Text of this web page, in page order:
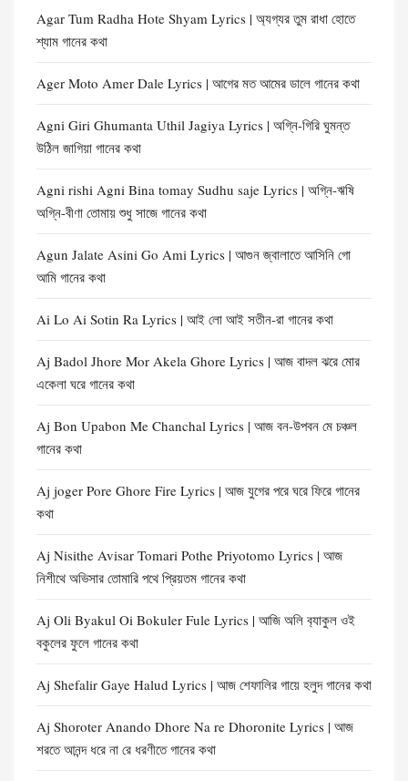
Agar Tum Radha Hote Shyam Lyrics | অ্যগ্যর তুম রাধা হোতে
শ্যাম গানের কথা
Ager Moto Amer Dale Lyrics | আগের মত আমের ডালে গানের কথা
Agni Giri Ghumanta Uthil Jagiya Lyrics | অগ্নি-গিরি ঘুমন্ত
উঠিল জাগিয়া গানের কথা
Agni rishi Agni Bina tomay Sudhu saje Lyrics | অগ্নি-ঋষি
অগ্নি-বীণা তোমায় শুধু সাজে গানের কথা
Agun Jalate Asini Go Ami Lyrics | আগুন জ্বালাতে আসিনি গো
আমি গানের কথা
Ai Lo Ai Sotin Ra Lyrics | আই লো আই সতীন-রা গানের কথা
Aj Badol Jhore Mor Akela Ghore Lyrics | আজ বাদল ঝরে মোর
একেলা ঘরে গানের কথা
Aj Bon Upabon Me Chanchal Lyrics | আজ বন-উপবন মে চঞ্চল
গানের কথা
Aj joger Pore Ghore Fire Lyrics | আজ যুগের পরে ঘরে ফিরে গানের
কথা
Aj Nisithe Avisar Tomari Pothe Priyotomo Lyrics | আজ
নিশীথে অভিসার তোমারি পথে প্রিয়তম গানের কথা
Aj Oli Byakul Oi Bokuler Fule Lyrics | আজি অলি ব‍্যাকুল ওই
বকুলের ফুলে গানের কথা
Aj Shefalir Gaye Halud Lyrics | আজ শেফালির গায়ে হলুদ গানের কথা
Aj Shoroter Anando Dhore Na re Dhoronite Lyrics | আজ
শরতে আনন্দ ধরে না রে ধরণীতে গানের কথা